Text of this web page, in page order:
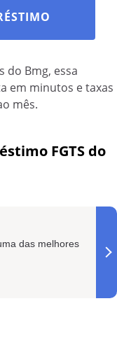
do Bmg, essa
em minutos e taxas
mês.
FGTS do
das melhores